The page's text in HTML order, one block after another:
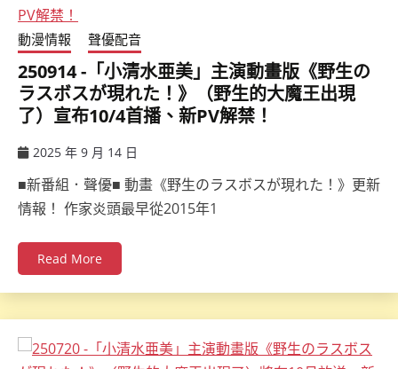
動漫情報 聲優配音
250914 -「小清水亜美」主演動畫版《野生の
ラスボスが現れた！》（野生的大魔王出現
了）宣布10/4首播、新PV解禁！
2025 年 9 月 14 日
■新番組．聲優■ 動畫《野生のラスボスが現れた！》更新
情報！ 作家炎頭最早從2015年1
Read More